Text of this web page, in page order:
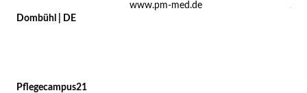
Dombühl | DE
www.pm-med.de
Pflegecampus21